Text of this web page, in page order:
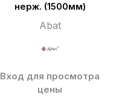
нерж. (1500мм)
Abat
Вход для просмотра
цены